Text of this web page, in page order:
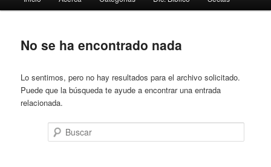
principal
No se ha encontrado nada
Lo sentimos, pero no hay resultados para el archivo solicitado.
Puede que la búsqueda te ayude a encontrar una entrada
relacionada.